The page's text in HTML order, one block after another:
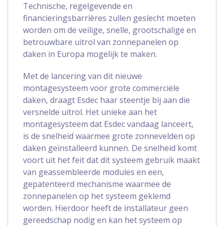
Technische, regelgevende en
financieringsbarrières zullen geslecht moeten
worden om de veilige, snelle, grootschalige en
betrouwbare uitrol van zonnepanelen op
daken in Europa mogelijk te maken.
Met de lancering van dit nieuwe
montagesysteem voor grote commerciële
daken, draagt Esdec haar steentje bij aan die
versnelde uitrol. Het unieke aan het
montagesysteem dat Esdec vandaag lanceert,
is de snelheid waarmee grote zonnevelden op
daken geïnstalleerd kunnen. De snelheid komt
voort uit het feit dat dit systeem gebruik maakt
van geassembleerde modules en een,
gepatenteerd mechanisme waarmee de
zonnepanelen op het systeem geklemd
worden. Hierdoor heeft de installateur geen
gereedschap nodig en kan het systeem op